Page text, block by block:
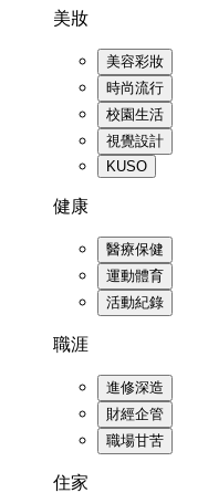
美妝
美容彩妝
時尚流行
校園生活
視覺設計
KUSO
健康
醫療保健
運動體育
活動紀錄
職涯
進修深造
財經企管
職場甘苦
住家